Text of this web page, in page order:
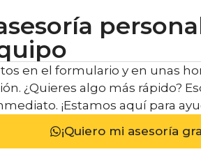
en el formulario y en unas
¿Quieres algo más rápido?
¡Estamos aquí para
¡Quiero mi asesoría